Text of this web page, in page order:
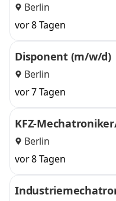
Berlin
vor 8 Tagen
Disponent (m/w/d)
Berlin
vor 7 Tagen
KFZ-
Berlin
vor 8 Tagen